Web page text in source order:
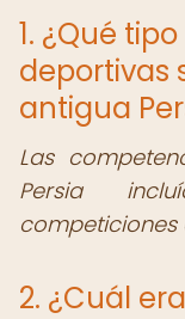
1. ¿Qué
deportivas
antigua
Las
Persia
competiciones
2. ¿Cuál